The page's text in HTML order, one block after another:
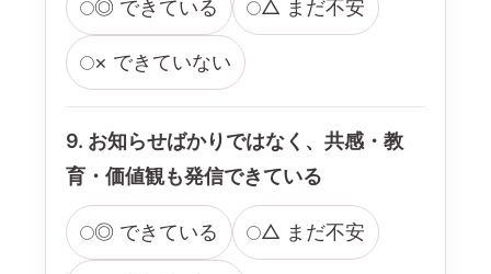
◎ できている △ まだ不安
× できていない
9. お知らせばかりではなく、共感・教
育・価値観も発信できている
◎ できている △ まだ不安